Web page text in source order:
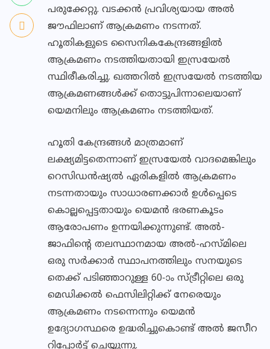
പരുക്കേറ്റു. വടക്കന്‍ പ്രവിശ്യയായ അല്‍
ജൗഫിലാണ് ആക്രമണം നടന്നത്.
ഹൂതികളുടെ സൈനികകേന്ദ്രങ്ങളില്‍
ആക്രമണം നടത്തിയതായി ഇസ്രയേല്‍
സ്ഥിരീകരിച്ചു. ഖത്തറില്‍ ഇസ്രയേല്‍ നടത്തിയ
ആക്രമണങ്ങള്‍ക്ക് തൊട്ടുപിന്നാലെയാണ്
യെമനിലും ആക്രമണം നടത്തിയത്.
ഹൂതി കേന്ദ്രങ്ങള്‍ മാത്രമാണ്
ലക്ഷ്യമിട്ടതെന്നാണ് ഇസ്രയേല്‍ വാദമെങ്കിലും
റെസിഡന്‍ഷ്യല്‍ ഏരികളില്‍ ആക്രമണം
നടന്നതായും സാധാരണക്കാര്‍ ഉള്‍പ്പെടെ
കൊല്ലപ്പെട്ടതായും യെമന്‍ ഭരണകൂടം
ആരോപണം ഉന്നയിക്കുന്നുണ്ട്. അല്‍-
ജാഫിന്റെ തലസ്ഥാനമായ അല്‍-ഹസ്മിലെ
ഒരു സര്‍ക്കാര്‍ സ്ഥാപനത്തിലും സനയുടെ
തെക്ക് പടിഞ്ഞാറുള്ള 60-ാം സ്ട്രീറ്റിലെ ഒരു
മെഡിക്കല്‍ ഫെസിലിറ്റിക്ക് നേരെയും
ആക്രമണം നടന്നെന്നും യെമന്‍
ഉദ്യോഗസ്ഥരെ ഉദ്ധരിച്ചുകൊണ്ട് അല്‍ ജസീറ
റിപ്പോര്‍ട്ട് ചെയ്യുന്നു.